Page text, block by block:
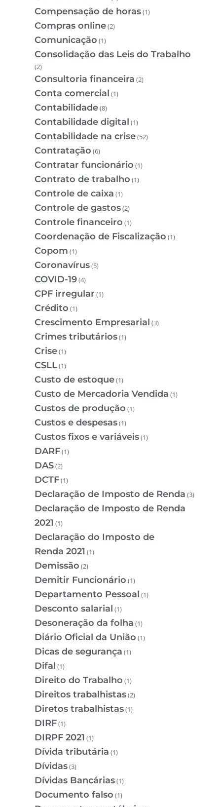
Compensação de horas(1)
Compras online(2)
Comunicação (1)
Consolidação das Leis do Trabalho
(2)
Consultoria financeira (2)
Conta comercial (1)
Contabilidade(8)
Contabilidade digital (1)
Contabilidade na crise(52)
Contratação (6)
Contratar funcionário (1)
Contrato de trabalho (1)
Controle de caixa (1)
Controle de gastos(2)
Controle financeiro (1)
Coordenação de Fiscalização (1)
Copom (1)
Coronavírus(5)
COVID-19(4)
CPF irregular (1)
Crédito (1)
Crescimento Empresarial (3)
Crimes tributários(1)
Crise(1)
CSLL(1)
Custo de estoque(1)
Custo de Mercadoria Vendida (1)
Custos de produção (1)
Custos e despesas(1)
Custos fixos e variáveis(1)
DARF(1)
DAS(2)
DCTF(1)
Declaração de Imposto de Renda (3)
Declaração de Imposto de Renda
2021 (1)
Declaração do Imposto de
Renda 2021 (1)
Demissão (2)
Demitir Funcionário (1)
Departamento Pessoal (1)
Desconto salarial (1)
Desoneração da folha (1)
Diário Oficial da União (1)
Dicas de segurança (1)
Difal (1)
Direito do Trabalho (1)
Direitos trabalhistas(2)
Diretos trabalhistas(1)
DIRF(1)
DIRPF 2021 (1)
Dívida tributária (1)
Dívidas(3)
Dívidas Bancárias(1)
Documento falso (1)